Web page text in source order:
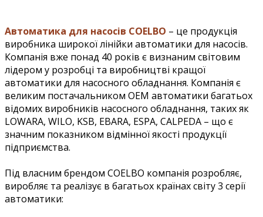
Автоматика для насосів COELBO – це продукція
виробника широкої лінійки автоматики для насосів.
Компанія вже понад 40 років є визнаним світовим
лідером у розробці та виробництві кращої
автоматики для насосного обладнання. Компанія є
великим постачальником OEM автоматики багатьох
відомих виробників насосного обладнання, таких як
LOWARA, WILO, KSB, EBARA, ESPA, CALPEDA – що є
значним показником відмінної якості продукції
підприємства.
Під власним брендом COELBO компанія розробляє,
виробляє та реалізує в багатьох країнах світу 3 серії
автоматики: